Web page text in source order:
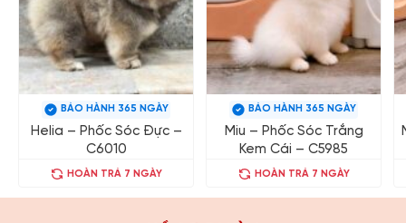
BẢO HÀNH 365 NGÀY
Helia – Phốc Sóc Đực –
C6010
HOÀN TRẢ 7 NGÀY
BẢO HÀNH 365 NGÀY
Miu – Phốc Sóc Trắng
Kem Cái – C5985
HOÀN TRẢ 7 NGÀY